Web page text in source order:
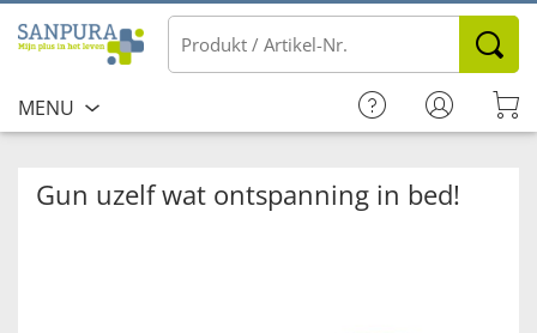
MENU
Gun uzelf wat ontspanning in bed!